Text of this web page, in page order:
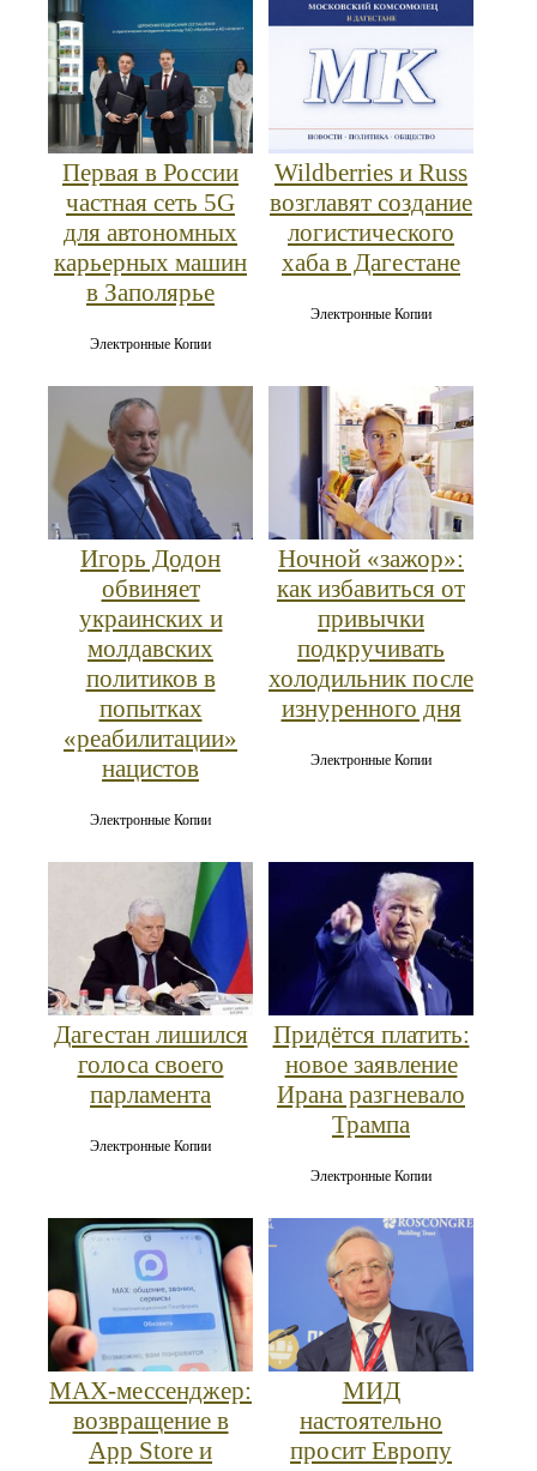
Первая в России
частная сеть 5G
для автономных
карьерных машин
в Заполярье
Электронные Копии
Wildberries и Russ
возглавят создание
логистического
хаба в Дагестане
Электронные Копии
Игорь Додон
обвиняет
украинских и
молдавских
политиков в
попытках
«реабилитации»
нацистов
Электронные Копии
Ночной «зажор»:
как избавиться от
привычки
подкручивать
холодильник после
изнуренного дня
Электронные Копии
Дагестан лишился
голоса своего
парламента
Электронные Копии
Придётся платить:
новое заявление
Ирана разгневало
Трампа
Электронные Копии
MAX‑мессенджер:
возвращение в
App Store и
МИД
настоятельно
просит Европу